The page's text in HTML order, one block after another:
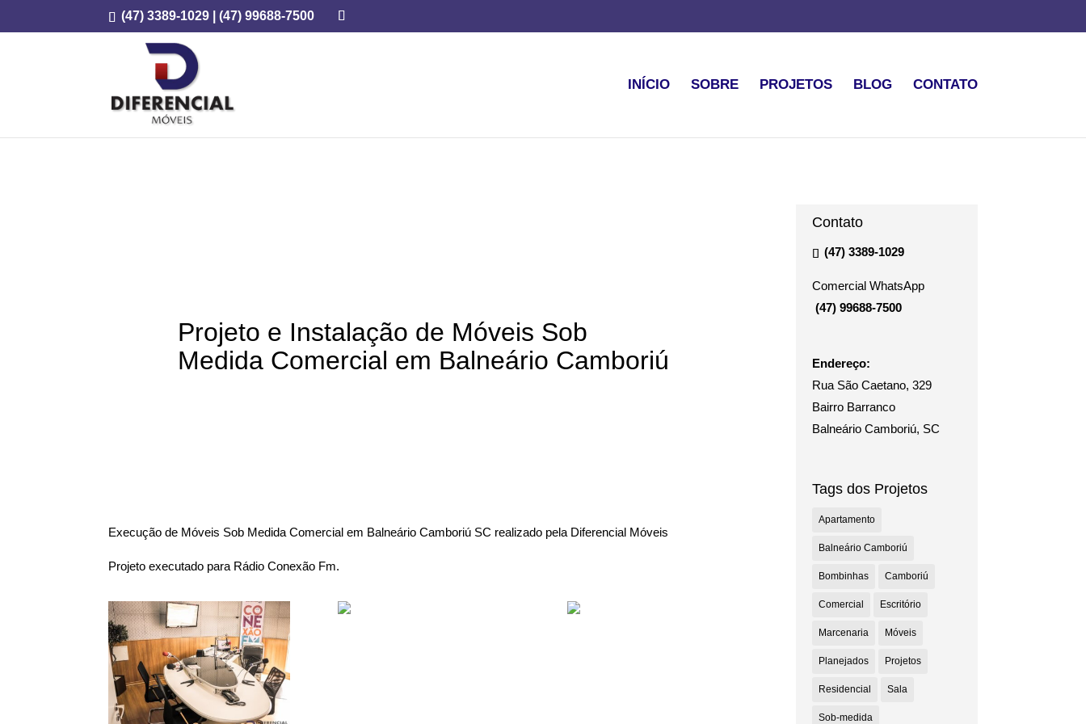
(47) 3389-1029 |(47) 99688-7500
INÍCIO SOBRE PROJETOS BLOG CONTATO
Projeto e Instalação de Móveis Sob
Medida Comercial em Balneário Camboriú
Execução de Móveis Sob Medida Comercial em Balneário Camboriú SC realizado pela Diferencial Móveis
Projeto executado para Rádio Conexão Fm.
Contato
(47) 3389-1029
Comercial WhatsApp
(47) 99688-7500
Endereço:
Rua São Caetano, 329
Bairro Barranco
Balneário Camboriú, SC
Tags dos Projetos
Apartamento
Balneário Camboriú
Bombinhas Camboriú
Comercial Escritório
Marcenaria Móveis
Planejados Projetos
Residencial Sala
Sob-medida